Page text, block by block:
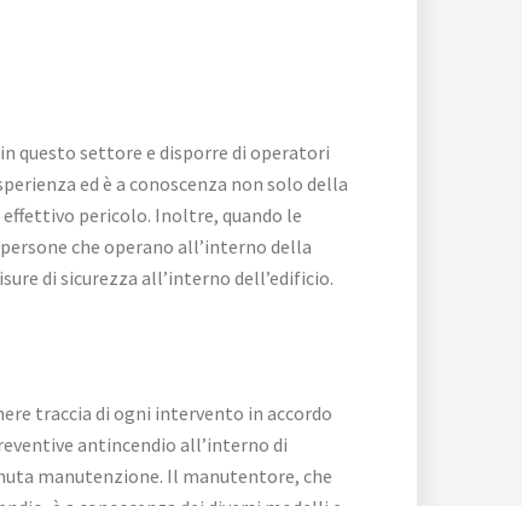
questo settore e disporre di operatori
ed è a conoscenza non solo della
pericolo. Inoltre, quando le
che operano all’interno della
di sicurezza all’interno dell’edificio.
traccia di ogni intervento in accordo
antincendio all’interno di
manutenzione. Il manutentore, che